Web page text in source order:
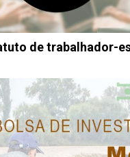
de trabalhador-